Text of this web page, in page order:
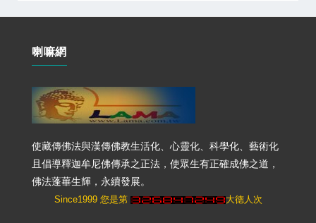
喇嘛網
使藏傳佛法與漢傳佛教生活化、心靈化、科學化、藝術化
且倡導釋迦牟尼佛傳承之正法，使眾生有正確成佛之道，
佛法蓬蓽生輝，永續發展。
Since1999 您是第 大德人次